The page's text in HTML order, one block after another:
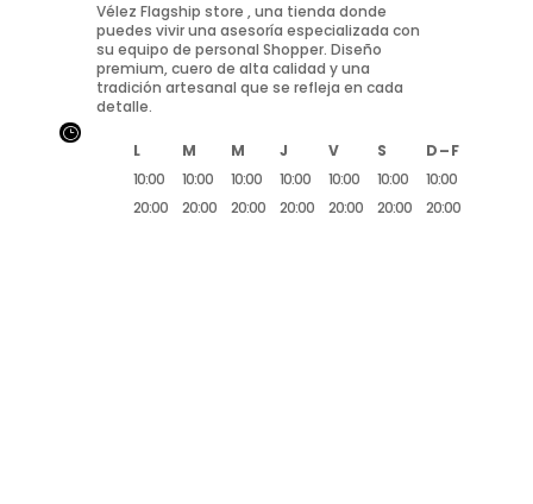
Vélez Flagship store , una tienda donde
puedes vivir una asesoría especializada con
su equipo de personal Shopper. Diseño
premium, cuero de alta calidad y una
tradición artesanal que se refleja en cada
detalle.
L M M J V S
D – F
10:00
20:00
10:00
20:00
10:00
20:00
10:00
20:00
10:00
20:00
10:00
20:00
10:00
20:00
}